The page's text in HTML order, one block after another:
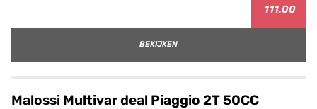
111.00
BEKIJKEN
Malossi Multivar deal Piaggio 2T 50CC